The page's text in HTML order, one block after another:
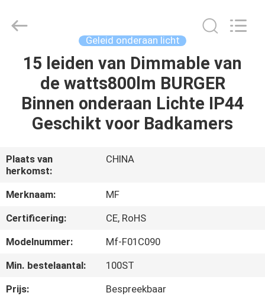
HUIS
PRODUCTEN
OVER
ONS
FABRIEKSREIS
KWALITEITSCONTROLE
Co.,Ltd..
Geleid onderaan licht
15 leiden van Dimmable van
de watts800lm BURGER
Binnen onderaan Lichte IP44
Geschikt voor Badkamers
Plaats van
herkomst:
CHINA
Merknaam:
MF
Certificering:
CE, RoHS
Modelnummer:
Mf-F01C090
Min. bestelaantal:
100ST
Prijs:
Bespreekbaar